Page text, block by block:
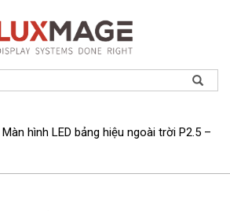
Màn hình LED bảng hiệu ngoài trời P2.5 –